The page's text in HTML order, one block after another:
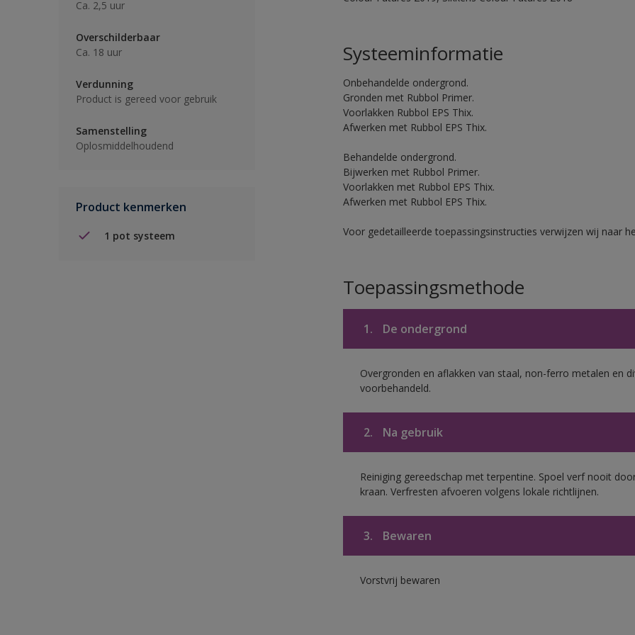
Ca. 2,5 uur
Overschilderbaar
Ca. 18 uur
Verdunning
Product is gereed voor gebruik
Samenstelling
Oplosmiddelhoudend
Product kenmerken
1 pot systeem
Systeeminformatie
Onbehandelde ondergrond.
Gronden met Rubbol Primer.
Voorlakken Rubbol EPS Thix.
Afwerken met Rubbol EPS Thix.
Behandelde ondergrond.
Bijwerken met Rubbol Primer.
Voorlakken met Rubbol EPS Thix.
Afwerken met Rubbol EPS Thix.
Voor gedetailleerde toepassingsinstructies verwijzen wij naar
Toepassingsmethode
1. De ondergrond
Overgronden en aflakken van staal, non-ferro metalen en
voorbehandeld.
2. Na gebruik
Reiniging gereedschap met terpentine. Spoel verf nooit
kraan. Verfresten afvoeren volgens lokale richtlijnen.
3. Bewaren
Vorstvrij bewaren